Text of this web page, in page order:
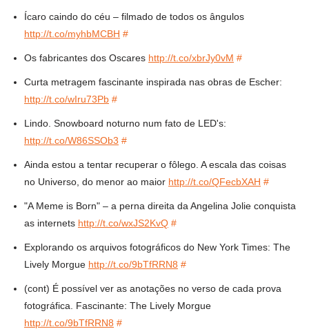
Ícaro caindo do céu – filmado de todos os ângulos
http://t.co/myhbMCBH #
Os fabricantes dos Oscares http://t.co/xbrJy0vM #
Curta metragem fascinante inspirada nas obras de Escher:
http://t.co/wIru73Pb #
Lindo. Snowboard noturno num fato de LED's:
http://t.co/W86SSOb3 #
Ainda estou a tentar recuperar o fôlego. A escala das coisas
no Universo, do menor ao maior http://t.co/QFecbXAH #
"A Meme is Born" – a perna direita da Angelina Jolie conquista
as internets http://t.co/wxJS2KvQ #
Explorando os arquivos fotográficos do New York Times: The
Lively Morgue http://t.co/9bTfRRN8 #
(cont) É possível ver as anotações no verso de cada prova
fotográfica. Fascinante: The Lively Morgue
http://t.co/9bTfRRN8 #